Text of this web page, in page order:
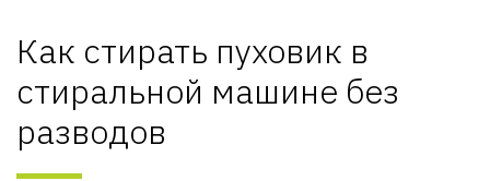
Как стирать пуховик в
стиральной машине без
разводов